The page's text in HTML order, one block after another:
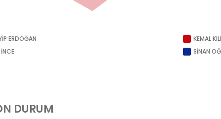
ERDOĞAN
KEMAL
SİNAN
DURUM